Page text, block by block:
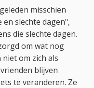
misschien
slechte dagen",
die slechte dagen.
om wat nog
om zich als
blijven
te veranderen. Ze